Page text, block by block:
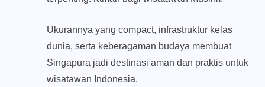
Ukurannya yang compact, infrastruktur kelas
dunia, serta keberagaman budaya membuat
Singapura jadi destinasi aman dan praktis untuk
wisatawan Indonesia.